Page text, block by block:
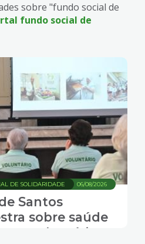
sobre "fundo social de
fundo social de
06/08/2026
DE SOLIDARIDADE
Santos
sobre saúde
voluntárias